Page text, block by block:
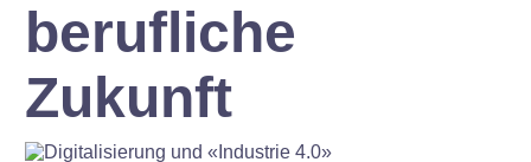
berufliche
Zukunft